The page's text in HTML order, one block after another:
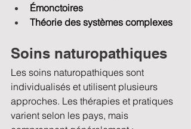
Émonctoires
Théorie des systèmes complexes
Soins naturopathiques
Les soins naturopathiques sont
individualisés et utilisent plusieurs
approches. Les thérapies et pratiques
varient selon les pays, mais